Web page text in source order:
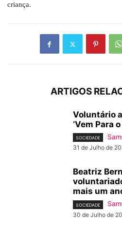
criança.
ARTIGOS
Voluntário
‘Vem Para
SOCIEDADE
31 de Julho de
Beatriz
mais um
SOCIEDADE
30 de Julho de